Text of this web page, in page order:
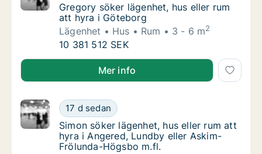
Gregory söker lägenhet, hus eller rum att
Gregory söker lägenhet, hus eller rum
att hyra i Göteborg
Lägenhet
Hus Rum 3 - 6 m2
Gregory söker lägenhet, hus eller rum att
10 381 512 SEK
Gregory söker lägenhet, hus eller rum att hyra i
Mer info
Simon söker lägenhet, hus eller rum att
17 d sedan
Simon söker lägenhet, hus eller rum att
Simon söker lägenhet, hus eller rum att
hyra i Angered, Lundby eller Askim-
Frölunda-Högsbo m.fl.